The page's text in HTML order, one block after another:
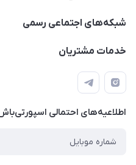
15 13 222 0900
شبکه‌های اجتماعی رسمی
کانال آپارات
خدمات مشتریان
درخواست پشتیبانی جدید
مشاهده لیست تیکت‌ها
لیست کد رهگیری پستی
شرایط بازگردانی کالا
اطلاعیه‌های احتمالی